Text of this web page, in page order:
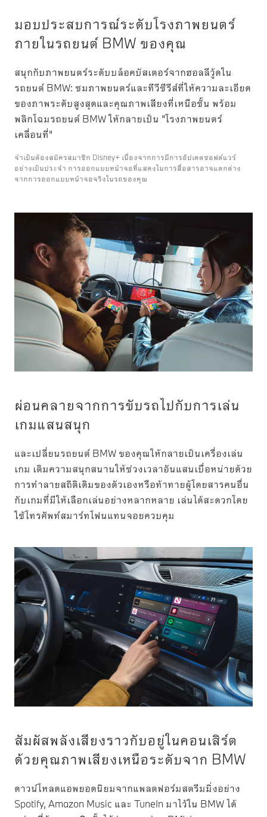
มอบประสบการณ์ระดับโรงภาพยนตร์
ภายในรถยนต์ BMW ของคุณ
สนุกกับภาพยนตร์ระดับบล็อคบัสเตอร์จากฮอลลีวู้ดใน
รถยนต์ BMW: ชมภาพยนตร์และทีวีซีรีส์ที่ให้ความละเอียด
ของภาพระดับสูงสุดและคุณภาพเสียงที่เหนือชั้น พร้อม
พลิกโฉมรถยนต์ BMW ให้กลายเป็น "โรงภาพยนตร์
เคลื่อนที่"
จำเป็นต้องสมัครสมาชิก Disney+ เนื่องจากการมีการอัปเดตซอฟต์แวร์
อย่างเป็นประจำ การออกแบบหน้าจอที่แสดงในการสื่อสารอาจแตกต่าง
จากการออกแบบหน้าจอจริงในรถของคุณ
ผ่อนคลายจากการขับรถไปกับการเล่น
เกมแสนสนุก
และเปลี่ยนรถยนต์ BMW ของคุณให้กลายเป็นเครื่องเล่น
เกม เติมความสนุกสนานให้ช่วงเวลาอันแสนเบื่อหน่ายด้วย
การทำลายสถิติเดิมของตัวเองหรือท้าทายผู้โดยสารคนอื่น
กับเกมที่มีให้เลือกเล่นอย่างหลากหลาย เล่นได้สะดวกโดย
ใช้โทรศัพท์สมาร์ทโฟนแทนจอยควบคุม
สัมผัสพลังเสียงราวกับอยู่ในคอนเสิร์ต
ด้วยคุณภาพเสียงเหนือระดับจาก BMW
ดาวน์โหลดแอพยอดนิยมจากแพลตฟอร์มสตรีมมิ่งอย่าง
Spotify, Amazon Music และ TuneIn มาไว้ใน BMW ได้